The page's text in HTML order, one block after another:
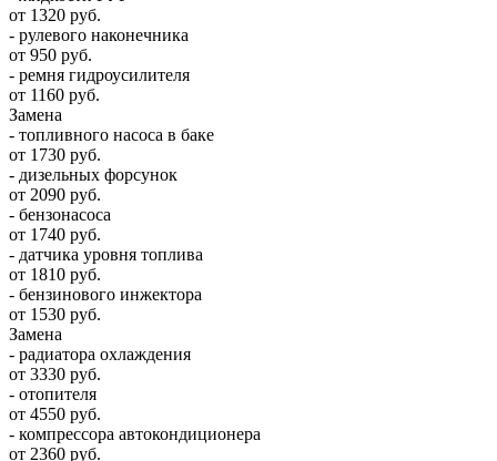
от 1320 руб.
- рулевого наконечника
от 950 руб.
- ремня гидроусилителя
от 1160 руб.
Замена
- топливного насоса в баке
от 1730 руб.
- дизельных форсунок
от 2090 руб.
- бензонасоса
от 1740 руб.
- датчика уровня топлива
от 1810 руб.
- бензинового инжектора
от 1530 руб.
Замена
- радиатора охлаждения
от 3330 руб.
- отопителя
от 4550 руб.
- компрессора автокондиционера
от 2360 руб.